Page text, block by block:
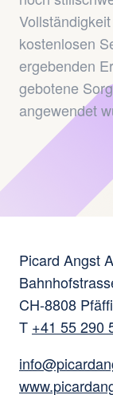
kostenlosen
ergebenden
gebotene
angewendet
Picard Angst
CH-8808
T +41 55 290